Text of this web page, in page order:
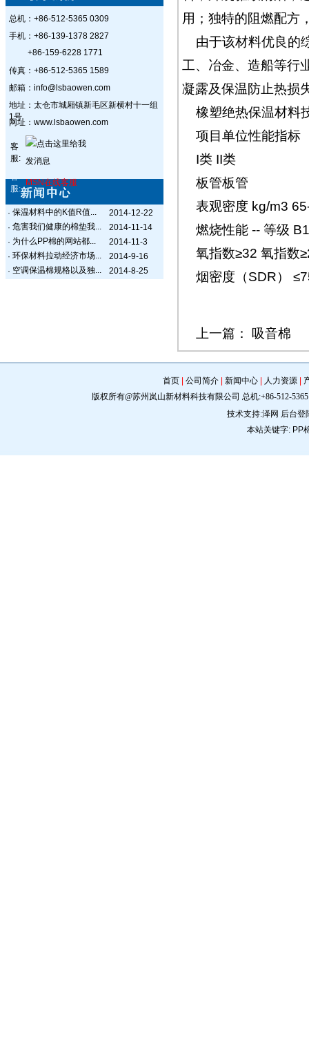
总机：+86-512-5365 0309
手机：+86-139-1378 2827
+86-159-6228 1771
传真：+86-512-5365 1589
邮箱：info@lsbaowen.com
地址：太仓市城厢镇新毛区新横村十一组
1号
网址：www.lsbaowen.com
客
服:
客
服:
MSN在线客服
· 保温材料中的K值R值...
2014-12-22
· 危害我们健康的棉垫我...
2014-11-14
· 为什么PP棉的网站都...
2014-11-3
· 环保材料拉动经济市场...
2014-9-16
· 空调保温棉规格以及独... 2014-8-25
用；独特的阻燃配方
由于该材料优良的
工、冶金、造船等行
凝露及保温防止热损
橡塑绝热保温材料
项目单位性能指标
I类 II类
板管板管
表观密度 kg/m3
燃烧性能 -- 等级
氧指数≥32 氧指数
烟密度（SDR）
上一篇： 吸音棉
首页| 公司简介| 新闻中心| 人力资源|
版权所有@苏州岚山新材料科技有限公司 总机:+86-512-5365
技术支持:泽网 后台登
本站关键字: PP